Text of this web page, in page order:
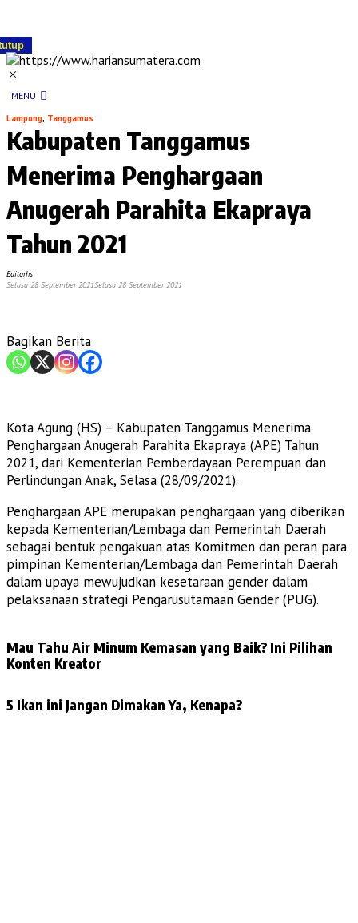
MENU
Lampung, Tanggamus
Kabupaten Tanggamus
Menerima Penghargaan
Anugerah Parahita Ekapraya
Tahun 2021
Editorhs
Selasa 28 September 2021Selasa 28 September 2021
Bagikan Berita
Kota Agung (HS) – Kabupaten Tanggamus Menerima
Penghargaan Anugerah Parahita Ekapraya (APE) Tahun
2021, dari Kementerian Pemberdayaan Perempuan dan
Perlindungan Anak, Selasa (28/09/2021).
Penghargaan APE merupakan penghargaan yang diberikan
kepada Kementerian/Lembaga dan Pemerintah Daerah
sebagai bentuk pengakuan atas Komitmen dan peran para
pimpinan Kementerian/Lembaga dan Pemerintah Daerah
dalam upaya mewujudkan kesetaraan gender dalam
pelaksanaan strategi Pengarusutamaan Gender (PUG).
Mau Tahu Air Minum Kemasan yang Baik? Ini Pilihan
Konten Kreator
5 Ikan ini Jangan Dimakan Ya, Kenapa?